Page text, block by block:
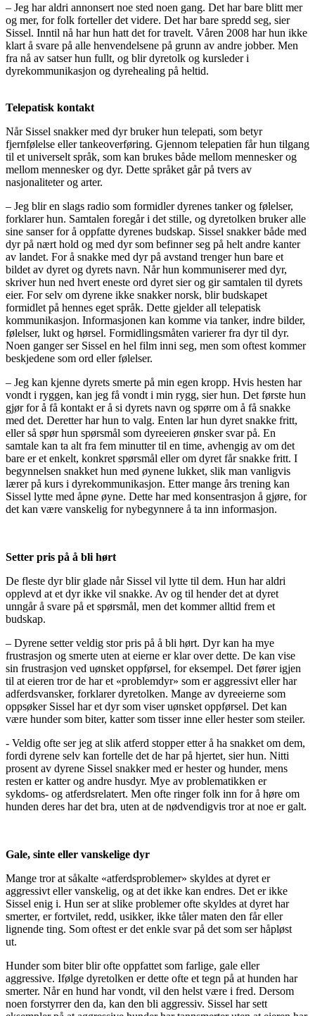
– Jeg har aldri annonsert noe sted noen gang. Det har bare blitt mer
og mer, for folk forteller det videre. Det har bare spredd seg, sier
Sissel. Inntil nå har hun hatt det for travelt. Våren 2008 har hun ikke
klart å svare på alle henvendelsene på grunn av andre jobber. Men
fra nå av satser hun fullt, og blir dyretolk og kursleder i
dyrekommunikasjon og dyrehealing på heltid.
Telepatisk kontakt
Når Sissel snakker med dyr bruker hun telepati, som betyr
fjernfølelse eller tankeoverføring. Gjennom telepatien får hun tilgang
til et universelt språk, som kan brukes både mellom mennesker og
mellom mennesker og dyr. Dette språket går på tvers av
nasjonaliteter og arter.
– Jeg blir en slags radio som formidler dyrenes tanker og følelser,
forklarer hun. Samtalen foregår i det stille, og dyretolken bruker alle
sine sanser for å oppfatte dyrenes budskap. Sissel snakker både med
dyr på nært hold og med dyr som befinner seg på helt andre kanter
av landet. For å snakke med dyr på avstand trenger hun bare et
bildet av dyret og dyrets navn. Når hun kommuniserer med dyr,
skriver hun ned hvert eneste ord dyret sier og gir samtalen til dyrets
eier. For selv om dyrene ikke snakker norsk, blir budskapet
formidlet på hennes eget språk. Dette gjelder all telepatisk
kommunikasjon. Informasjonen kan komme via tanker, indre bilder,
følelser, lukt og hørsel. Formidlingsmåten varierer fra dyr til dyr.
Noen ganger ser Sissel en hel film inni seg, men som oftest kommer
beskjedene som ord eller følelser.
– Jeg kan kjenne dyrets smerte på min egen kropp. Hvis hesten har
vondt i ryggen, kan jeg få vondt i min rygg, sier hun. Det første hun
gjør for å få kontakt er å si dyrets navn og spørre om å få snakke
med det. Deretter har hun to valg. Enten lar hun dyret snakke fritt,
eller så spør hun spørsmål som dyreeieren ønsker svar på. En
samtale kan ta alt fra fem minutter til en time, avhengig av om det
bare er et enkelt, konkret spørsmål eller om dyret får snakke fritt. I
begynnelsen snakket hun med øynene lukket, slik man vanligvis
lærer på kurs i dyrekommunikasjon. Etter mange års trening kan
Sissel lytte med åpne øyne. Dette har med konsentrasjon å gjøre, for
det kan være vanskelig for nybegynnere å ta inn informasjon.
Setter pris på å bli hørt
De fleste dyr blir glade når Sissel vil lytte til dem. Hun har aldri
opplevd at et dyr ikke vil snakke. Av og til hender det at dyret
unngår å svare på et spørsmål, men det kommer alltid frem et
budskap.
– Dyrene setter veldig stor pris på å bli hørt. Dyr kan ha mye
frustrasjon og smerte uten at eierne er klar over dette. De kan vise
sin frustrasjon ved uønsket oppførsel, for eksempel. Det fører igjen
til at eieren tror de har et «problemdyr» som er aggressivt eller har
adferdsvansker, forklarer dyretolken. Mange av dyreeierne som
oppsøker Sissel har et dyr som viser uønsket oppførsel. Det kan
være hunder som biter, katter som tisser inne eller hester som steiler.
- Veldig ofte ser jeg at slik atferd stopper etter å ha snakket om dem,
fordi dyrene selv kan fortelle det de har på hjertet, sier hun. Nitti
prosent av dyrene Sissel snakker med er hester og hunder, mens
resten er katter og andre husdyr. Mye av problematikken er
sykdoms- og atferdsrelatert. Men ofte ringer folk inn for å høre om
hunden deres har det bra, uten at de nødvendigvis tror at noe er galt.
Gale, sinte eller vanskelige dyr
Mange tror at såkalte «atferdsproblemer» skyldes at dyret er
aggressivt eller vanskelig, og at det ikke kan endres. Det er ikke
Sissel enig i. Hun ser at slike problemer ofte skyldes at dyret har
smerter, er fortvilet, redd, usikker, ikke tåler maten den får eller
lignende ting. Som oftest er det enkle svar på det som ser håpløst
ut.
Hunder som biter blir ofte oppfattet som farlige, gale eller
aggressive. Ifølge dyretolken er dette ofte et tegn på at hunden har
smerter. Når en hund har vondt, vil den helst være i fred. Dersom
noen forstyrrer den da, kan den bli aggressiv. Sissel har sett